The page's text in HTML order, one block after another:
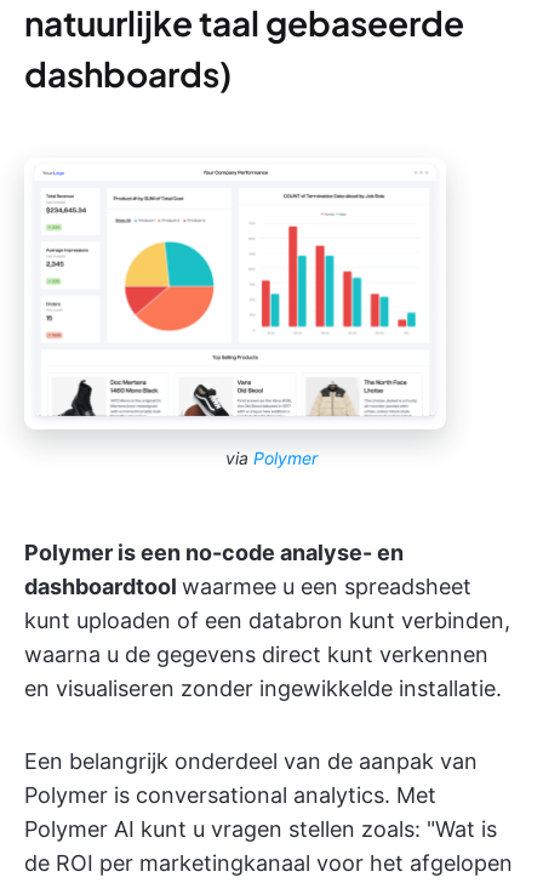
natuurlijke taal gebaseerde
dashboards)
via Polymer
Polymer is een no-code analyse- en
dashboardtool waarmee u een spreadsheet
kunt uploaden of een databron kunt verbinden,
waarna u de gegevens direct kunt verkennen
en visualiseren zonder ingewikkelde installatie.
Een belangrijk onderdeel van de aanpak van
Polymer is conversational analytics. Met
Polymer AI kunt u vragen stellen zoals: "Wat is
de ROI per marketingkanaal voor het afgelopen